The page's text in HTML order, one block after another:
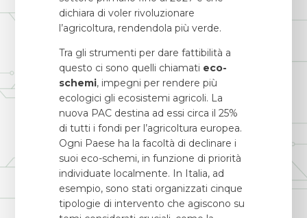
dichiara di voler rivoluzionare
l’agricoltura, rendendola più verde.
Tra gli strumenti per dare fattibilità a
questo ci sono quelli chiamati eco-
schemi, impegni per rendere più
ecologici gli ecosistemi agricoli. La
nuova PAC destina ad essi circa il 25%
di tutti i fondi per l’agricoltura europea.
Ogni Paese ha la facoltà di declinare i
suoi eco-schemi, in funzione di priorità
individuate localmente. In Italia, ad
esempio, sono stati organizzati cinque
tipologie di intervento che agiscono su